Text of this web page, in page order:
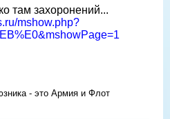
там захоронений...
mshow.php?
- это Армия и Флот